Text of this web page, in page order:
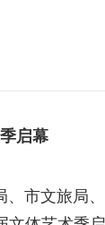
启幕
市文旅局